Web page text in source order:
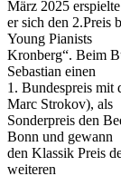
März 2025 erspielte
er sich den 2.Preis
Young Pianists
Kronberg“. Beim
Sebastian einen
1. Bundespreis
Marc Strokov), als
Sonderpreis den
Bonn und gewann
den Klassik Preis
weiteren